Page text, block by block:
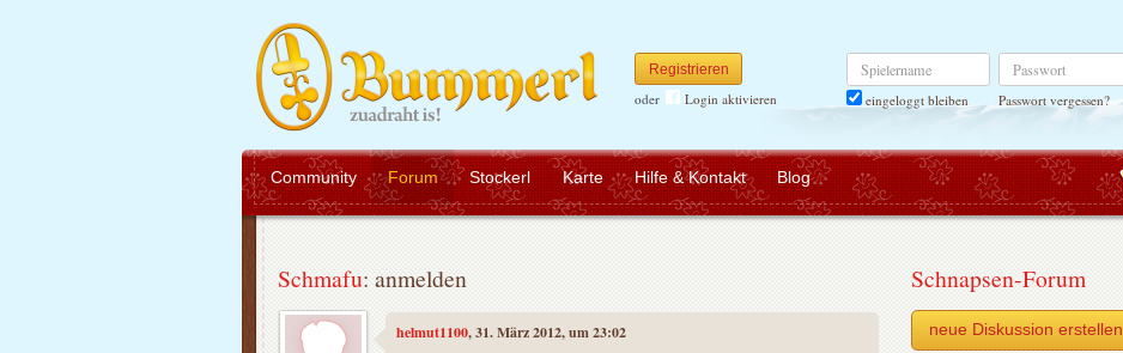
Registrieren
oder Login aktivieren
Spielername
eingeloggt bleiben
Passwort
Passwort vergessen?
Community Forum Stockerl Karte Hilfe & Kontakt Blog
Schmafu: anmelden
helmut1100, 31. März 2012, um 23:02
Schnapsen-Forum
neue Diskussion erstellen